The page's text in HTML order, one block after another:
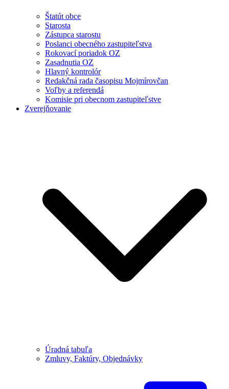
Štatút obce
Starosta
Zástupca starostu
Poslanci obecného zastupiteľstva
Rokovací poriadok OZ
Zasadnutia OZ
Hlavný kontrolór
Redakčná rada časopisu Mojmírovčan
Voľby a referendá
Komisie pri obecnom zastupiteľstve
Zverejňovanie
Úradná tabuľa
Zmluvy, Faktúry, Objednávky